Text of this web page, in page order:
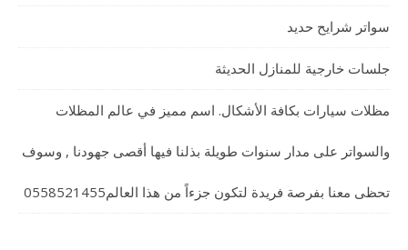
سواتر شرايح حديد
جلسات خارجية للمنازل الحديثة
مظلات سيارات بكافة الأشكال. اسم مميز في عالم المظلات
والسواتر على مدار سنوات طويلة بذلنا فيها أقصى جهودنا , وسوف
تحظى معنا بفرصة فريدة لتكون جزءاً من هذا العالم0558521455